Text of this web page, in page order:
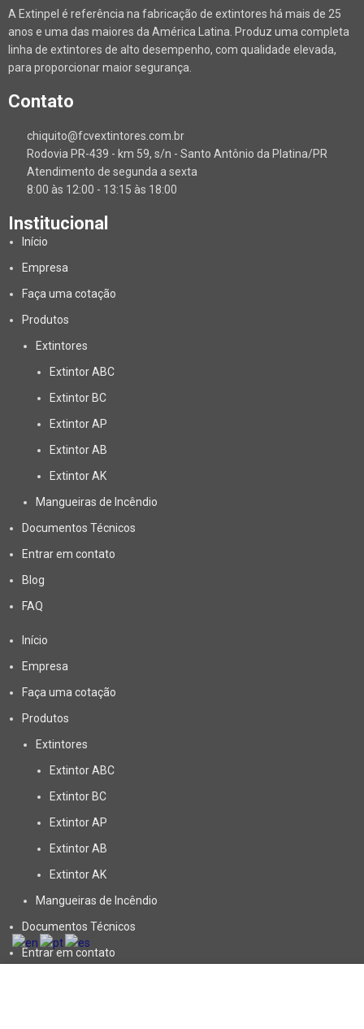
A Extinpel é referência na fabricação de extintores há mais de 25
anos e uma das maiores da América Latina. Produz uma completa
linha de extintores de alto desempenho, com qualidade elevada,
para proporcionar maior segurança.
Contato
chiquito@fcvextintores.com.br
Rodovia PR-439 - km 59, s/n - Santo Antônio da Platina/PR
Atendimento de segunda a sexta
8:00 às 12:00 - 13:15 às 18:00
Institucional
Início
Empresa
Faça uma cotação
Produtos
Extintores
Extintor ABC
Extintor BC
Extintor AP
Extintor AB
Extintor AK
Mangueiras de Incêndio
Documentos Técnicos
Entrar em contato
Blog
FAQ
Início
Empresa
Faça uma cotação
Produtos
Extintores
Extintor ABC
Extintor BC
Extintor AP
Extintor AB
Extintor AK
Mangueiras de Incêndio
Documentos Técnicos
Entrar em contato